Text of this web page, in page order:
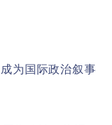
为国际政治叙事